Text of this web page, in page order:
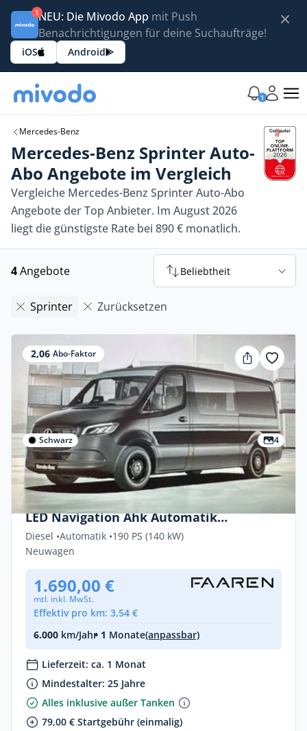
1NEU: Die Mivodo App mit Push
Benachrichtigungen für deine Suchaufträge!
iOS Android
1
Mercedes-Benz
Mercedes-Benz Sprinter Auto-
Abo Angebote im Vergleich
Vergleiche Mercedes-Benz Sprinter Auto-Abo
Angebote der Top Anbieter. Im August 2026
liegt die günstigste Rate bei 890 € monatlich.
4Angebote Beliebtheit
Sprinter Zurücksetzen
2,06 Abo-Faktor
Schwarz 4
Privat & Gewerbe
Mercedes-Benz Sprinter Sprinter 319 CDI
LED Navigation Ahk Automatik
Standheizung
Diesel •Automatik •190 PS (140 kW)
Neuwagen
1.690,00 €
mtl. inkl. MwSt.
Effektiv pro km: 3,54 €
6.000 km/Jahr• 1 Monate(anpassbar)
Lieferzeit: ca. 1 Monat
Mindestalter: 25 Jahre
Alles inklusive außer Tanken
79,00 € Startgebühr (einmalig)